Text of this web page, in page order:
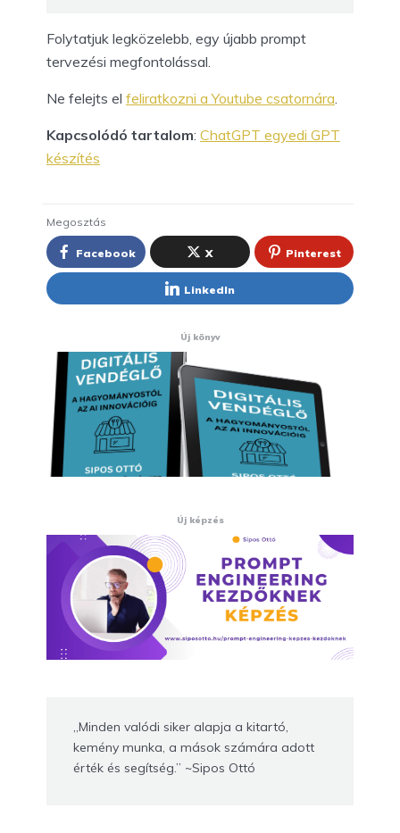
Folytatjuk legközelebb, egy újabb prompt
tervezési megfontolással.
Ne felejts el feliratkozni a Youtube csatornára
Kapcsolódó tartalom: ChatGPT egyedi GPT
készítés
Megosztás
Facebook X Pinterest
LinkedIn
Új könyv
Új képzés
„Minden valódi siker alapja a kitartó,
kemény munka, a mások számára adott
érték és segítség.” ~Sipos Ottó